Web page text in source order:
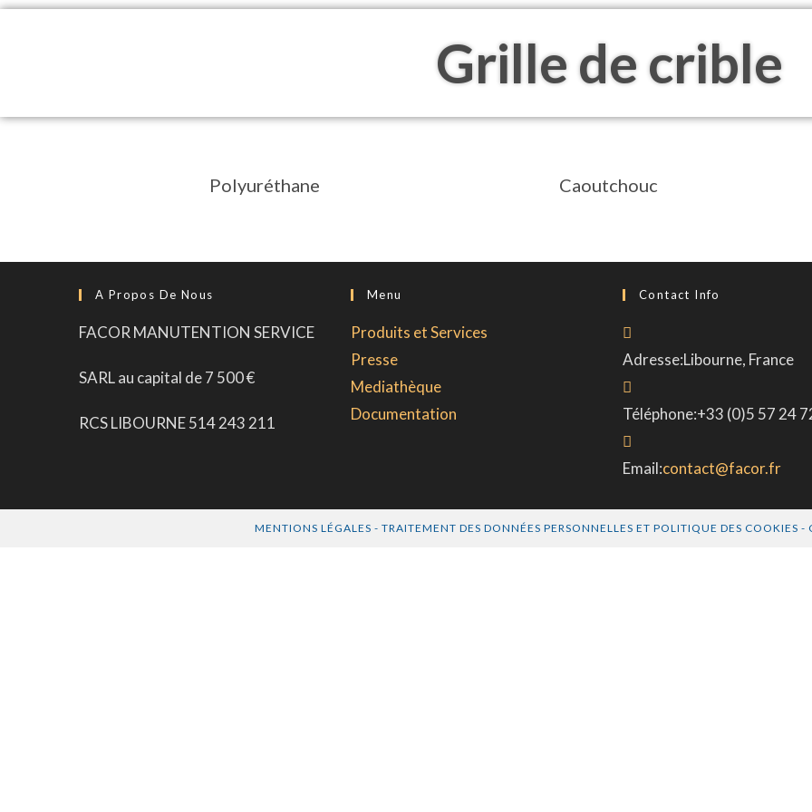
Grille de crible
Polyuréthane Caoutchouc
A Propos De Nous
FACOR MANUTENTION SERVICE
SARL au capital de 7 500 €
RCS LIBOURNE 514 243 211
Menu
Produits et Services
Presse
Mediathèque
Documentation
Contact Info
Adresse:Libourne, France
Téléphone:+33 (0)5 57 24
Email:contact@facor.fr
MENTIONS LÉGALES - TRAITEMENT DES DONNÉES PERSONNELLES ET POLITIQUE DES COOKIES -